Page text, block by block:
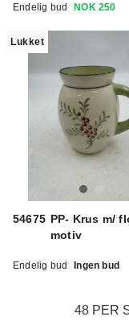
Endelig bud NOK 250
Lukket
54675 PP- Krus m/
motiv
Endelig bud Ingen bud
48 PER